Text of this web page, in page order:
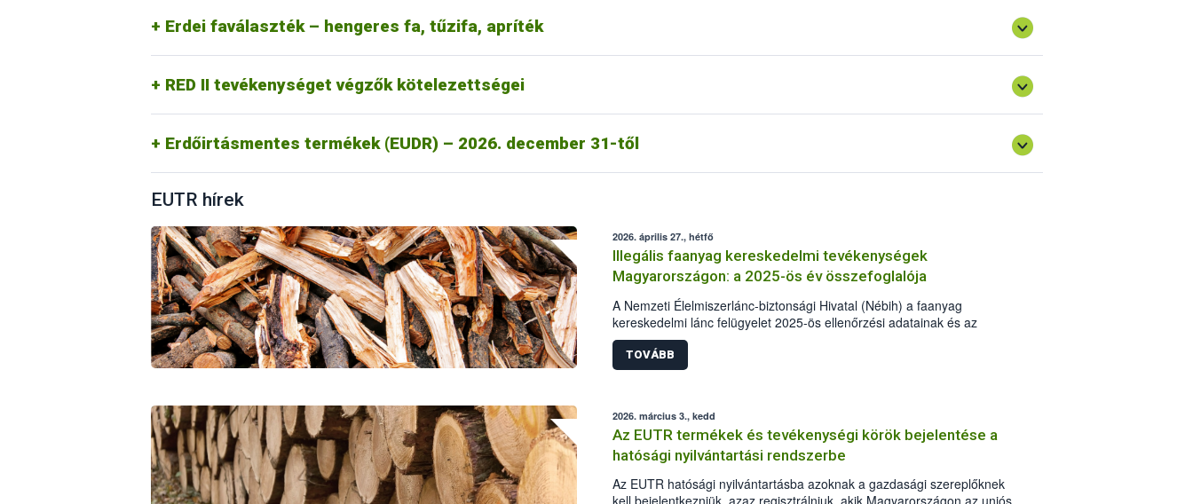
Erdei faválaszték – hengeres fa, tűzifa, apríték
RED II tevékenységet végzők kötelezettségei
Erdőirtásmentes termékek (EUDR) – 2026. december 31-től
EUTR hírek
2026. április 27., hétfő
Illegális faanyag kereskedelmi tevékenységek
Magyarországon: a 2025-ös év összefoglalója
A Nemzeti Élelmiszerlánc-biztonsági Hivatal (Nébih) a faanyag
kereskedelmi lánc felügyelet 2025-ös ellenőrzési adatainak és az
illegális fakitermelés esetében más hatóságok, szervek statisztikai adatai
alapján elkészítette a hazai illegális fakitermelés és kereskedelem
helyzetéről szóló összefoglalóját. A 2025-ös elemzés már kilenc év
szabott ki bírságot a hatóság. Emellett 110 köbméter elkobzott faanyag
ingyenes átadására került sor, elsősorban a pályázó önkormányzatok
részére.
TOVÁBB
2026. március 3., kedd
Az EUTR termékek és tevékenységi körök bejelentése a
hatósági nyilvántartási rendszerbe
Az EUTR hatósági nyilvántartásba azoknak a gazdasági szereplőknek